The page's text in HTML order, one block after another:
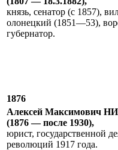
князь, сенатор (с 1857),
олонецкий (1851—53),
губернатор.
1876
Алексей Максимович
(1876 — после 1930),
юрист, государственной
революций 1917 года.